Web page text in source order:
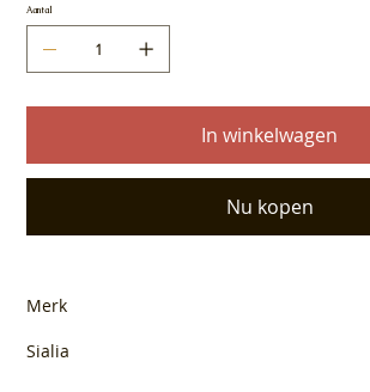
Aantal
In winkelwagen
Nu kopen
Merk
Sialia